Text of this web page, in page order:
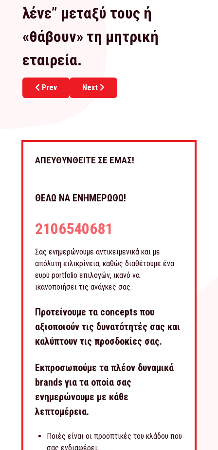
λένε” μεταξύ τους ή
«θάβουν» τη μητρική
εταιρεία.
Previous article: BoreFranchise
Prev Next article: Crystal Franchise
Next
ΑΠΕΥΘΥΝΘΕΙΤΕ ΣΕ ΕΜΑΣ!
ΘΕΛΩ ΝΑ ΕΝΗΜΕΡΩΘΩ!
2106540681
Σας ενημερώνουμε αντικειμενικά και με
απόλυτη ειλικρίνεια, καθώς διαθέτουμε ένα
ευρύ portfolio επιλογών, ικανό να
ικανοποιήσει τις ανάγκες σας.
Προτείνουμε τα concepts που
αξιοποιούν τις δυνατότητές σας και
καλύπτουν τις προσδοκίες σας.
Εκπροσωπούμε τα πλέον δυναμικά
brands για τα οποία σας
ενημερώνουμε με κάθε
λεπτομέρεια.
Ποιές είναι οι προοπτικές του κλάδου που
σας ενδιαφέρει;